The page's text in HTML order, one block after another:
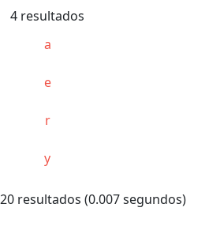
4 resultados
a
e
r
y
20 resultados (0.007 segundos)